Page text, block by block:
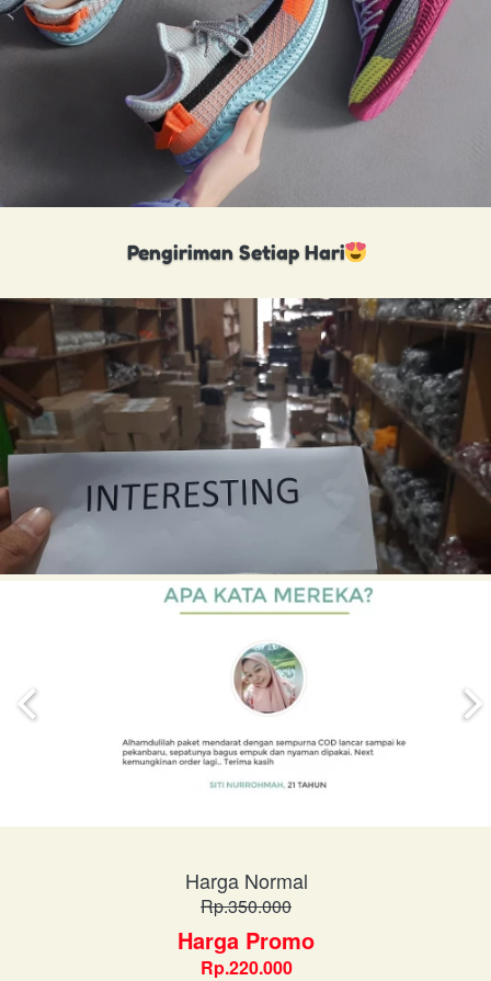
Pengiriman Setiap Hari
Harga Normal
Rp.350.000
Harga Promo
Rp.220.000